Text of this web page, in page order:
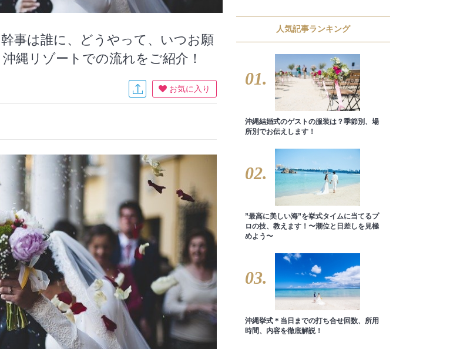
事は誰に、どうやって、いつお願
縄リゾートでの流れをご紹介！
お気に入り
人気記事ランキング
01.
沖縄結婚式のゲストの服装は？季節別、場
所別でお伝えします！
02.
”最高に美しい海”を挙式タイムに当てるプ
ロの技、教えます！〜潮位と日差しを見極
めよう〜
03.
沖縄挙式＊当日までの打ち合せ回数、所用
時間、内容を徹底解説！